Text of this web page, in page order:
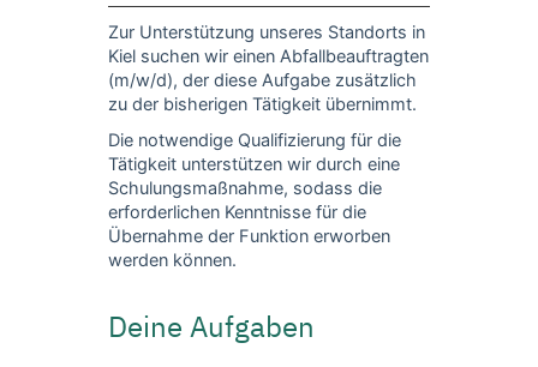
Zur Unterstützung unseres Standorts in
Kiel suchen wir einen Abfallbeauftragten
(m/w/d), der diese Aufgabe zusätzlich
zu der bisherigen Tätigkeit übernimmt.
Die notwendige Qualifizierung für die
Tätigkeit unterstützen wir durch eine
Schulungsmaßnahme, sodass die
erforderlichen Kenntnisse für die
Übernahme der Funktion erworben
werden können.
Deine Aufgaben